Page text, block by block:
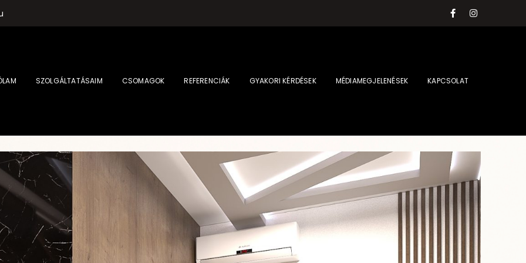
SZOLGÁLTATÁSAIM CSOMAGOK REFERENCIÁK GYAKORI KÉRDÉSEK MÉDIAMEGJELENÉSEK KAPCSOLAT